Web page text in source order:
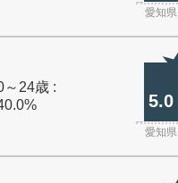
愛知県
～24歳 :
5.0
愛知県